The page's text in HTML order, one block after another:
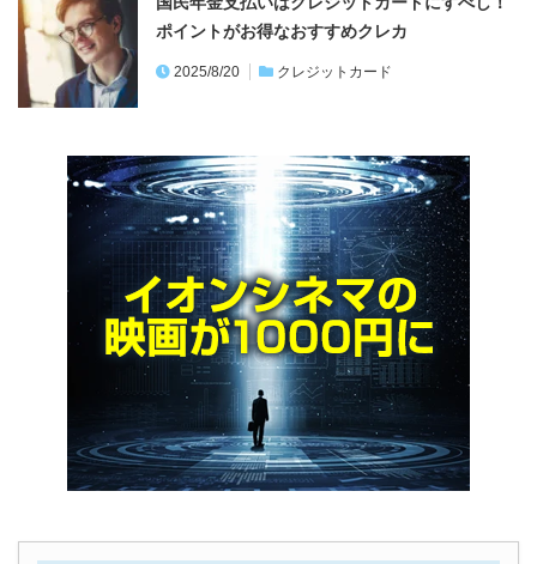
ポイントがお得なおすすめクレカ
2025/8/20 クレジットカード